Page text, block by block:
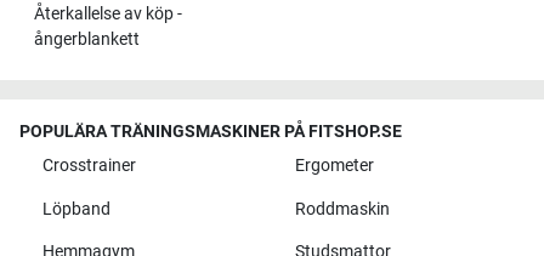
Återkallelse av köp -
ångerblankett
POPULÄRA TRÄNINGSMASKINER PÅ FITSHOP.SE
Crosstrainer
Ergometer
Löpband Roddmaskin
Hemmagym Studsmattor